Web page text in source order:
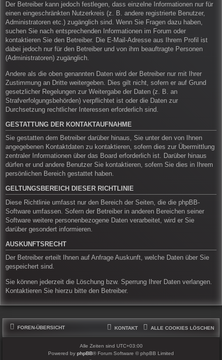
Der Betreiber kann jedoch festlegen, dass einzelne Informationen nur für
einen eingeschränkten Nutzerkreis (z. B. andere registrierte Benutzer,
Administratoren etc.) zugänglich sind. Wenn Sie Fragen dazu haben,
suchen Sie nach entsprechenden Informationen im Forum oder
kontaktieren Sie den Betreiber. Die E-Mail-Adresse aus Ihrem Profil ist
dabei jedoch nur für den Betreiber und von ihm beauftragte Personen
(Administratoren) zugänglich.
Andere als die oben genannten Daten wird der Betreiber nur mit Ihrer
Zustimmung an Dritte weitergeben. Dies gilt nicht, sofern er auf Grund
gesetzlicher Regelungen zur Weitergabe der Daten (z. B. an
Strafverfolgungsbehörden) verpflichtet ist oder die Daten zur
Durchsetzung rechtlicher Interessen erforderlich sind.
GESTATTUNG DER KONTAKTAUFNAHME
Sie gestatten dem Betreiber darüber hinaus, Sie unter den von Ihnen
angegebenen Kontaktdaten zu kontaktieren, sofern dies zur Übermittlung
zentraler Informationen über das Board erforderlich ist. Darüber hinaus
dürfen er und andere Benutzer Sie kontaktieren, sofern Sie dies in Ihrem
persönlichen Bereich gestattet haben.
GELTUNGSBEREICH DIESER RICHTLINIE
Diese Richtlinie umfasst nur den Bereich der Seiten, die die phpBB-
Software umfassen. Sofern der Betreiber in anderen Bereichen seiner
Software weitere personenbezogene Daten verarbeitet, wird er Sie
darüber gesondert informieren.
AUSKUNFTSRECHT
Der Betreiber erteilt Ihnen auf Anfrage Auskunft, welche Daten über Sie
gespeichert sind.
Sie können jederzeit die Löschung bzw. Sperrung Ihrer Daten verlangen.
Kontaktieren Sie hierzu bitte den Betreiber.
FOREN-ÜBERSICHT ALLE COOKIES LÖSCHEN
KONTAKT
Alle Zeiten sind UTC+03:00
Powered by phpBB® Forum Software © phpBB Limited